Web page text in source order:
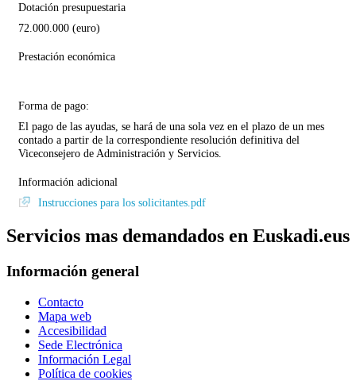
Dotación presupuestaria
72.000.000 (euro)
Prestación económica
Forma de pago:
El pago de las ayudas, se hará de una sola vez en el plazo de un mes
contado a partir de la correspondiente resolución definitiva del
Viceconsejero de Administración y Servicios.
Información adicional
Instrucciones para los solicitantes.pdf
Servicios mas demandados en Euskadi.eus
Información general
Contacto
Mapa web
Accesibilidad
Sede Electrónica
Información Legal
Política de cookies